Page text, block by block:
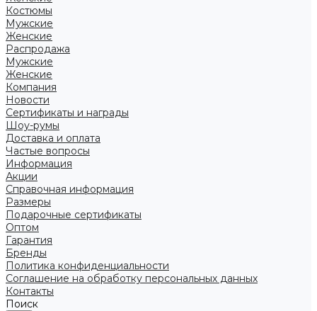
Костюмы
Мужские
Женские
Распродажа
Мужские
Женские
Компания
Новости
Сертификаты и награды
Шоу-румы
Доставка и оплата
Частые вопросы
Информация
Акции
Справочная информация
Размеры
Подарочные сертификаты
Оптом
Гарантия
Бренды
Политика конфиденциальности
Соглашение на обработку персональных данных
Контакты
Поиск